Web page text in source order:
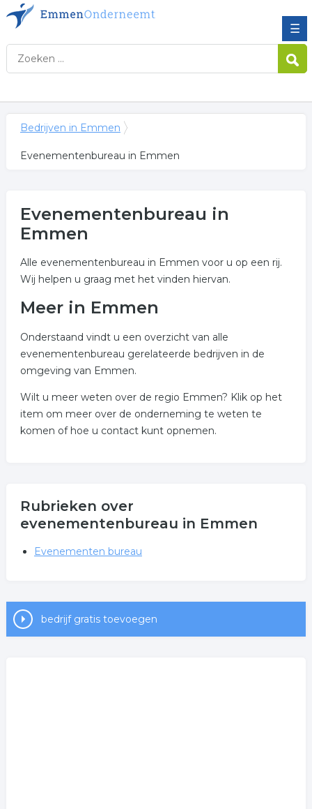
☰
Bedrijven in Emmen
Evenementenbureau in Emmen
Evenementenbureau in
Emmen
Alle evenementenbureau in Emmen voor u op een rij.
Wij helpen u graag met het vinden hiervan.
Meer in Emmen
Onderstaand vindt u een overzicht van alle
evenementenbureau gerelateerde bedrijven in de
omgeving van Emmen.
Wilt u meer weten over de regio Emmen? Klik op het
item om meer over de onderneming te weten te
komen of hoe u contact kunt opnemen.
Rubrieken over
evenementenbureau in Emmen
Evenementen bureau
bedrijf gratis toevoegen